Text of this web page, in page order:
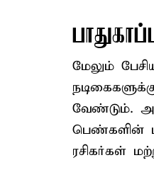
மேலும்
வேண்டும்.
பெண்களின்
ரசிகர்கள்